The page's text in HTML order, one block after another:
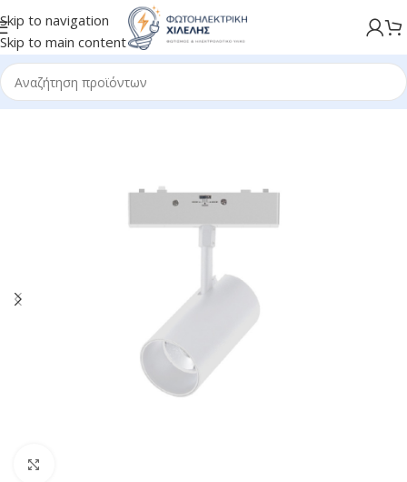
Skip to navigation
Skip to main content